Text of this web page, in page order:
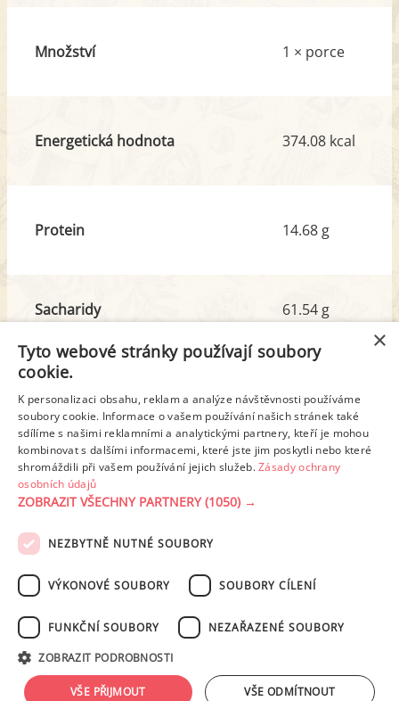
Množství 1 × porce
Energetická hodnota 374.08 kcal
Protein 14.68 g
Sacharidy
61.54 g
Tuk
z toho nas. mastné kyseliny
5.31 g
1.52 g
Detailní rozpis
PODMÍNKY UŽITÍ ZÁSADY OCHRANY OSOBNÍCH ÚDAJŮ
NASTAVENÍ COOKIES
tohoto serveru je bez písemného souhlasu provozovatele zakázáno.
Design: Eva Roverová
×
Tyto webové stránky používají soubory
cookie.
K personalizaci obsahu, reklam a analýze návštěvnosti používáme
soubory cookie. Informace o vašem používání našich stránek také
sdílíme s našimi reklamními a analytickými partnery, kteří je mohou
kombinovat s dalšími informacemi, které jste jim poskytli nebo které
shromáždili při vašem používání jejich služeb.Zásady ochrany
osobních údajů
ZOBRAZIT VŠECHNY PARTNERY(1050) →
NEZBYTNĚ NUTNÉ SOUBORY
VÝKONOVÉ SOUBORY SOUBORY CÍLENÍ
FUNKČNÍ SOUBORY NEZAŘAZENÉ SOUBORY
ZOBRAZIT PODROBNOSTI
VŠE PŘIJMOUT VŠE ODMÍTNOUT